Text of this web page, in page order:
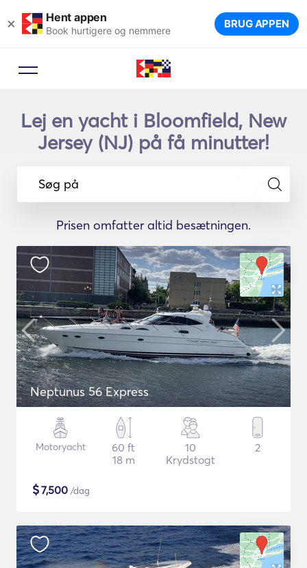
× Hent appen
Book hurtigere og nemmere BRUG APPEN
Lej en yacht i Bloomfield, New
Jersey (NJ) på få minutter!
Søg på
Prisen omfatter altid besætningen.
Neptunus 56 Express
Motoryacht
60 ft
18 m
10
Krydstogt
2
$7,500 /dag